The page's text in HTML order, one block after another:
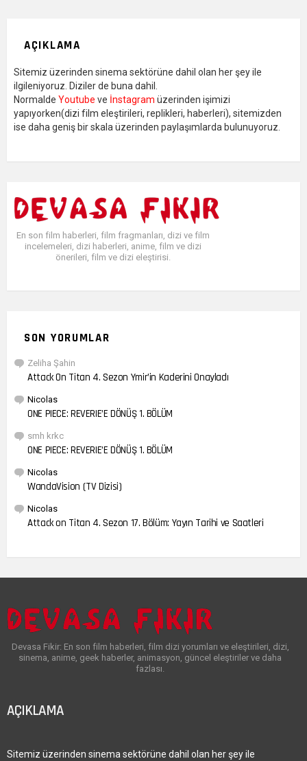
AÇIKLAMA
Sitemiz üzerinden sinema sektörüne dahil olan her şey ile
ilgileniyoruz. Diziler de buna dahil.
Normalde Youtube ve İnstagram üzerinden işimizi
yapıyorken(dizi film eleştirileri, replikleri, haberleri), sitemizden
ise daha geniş bir skala üzerinden paylaşımlarda bulunuyoruz.
En son film haberleri, film fragmanları, dizi ve film
incelemeleri, dizi haberleri, anime, film ve dizi
önerileri, film ve dizi eleştirisi.
SON YORUMLAR
Zeliha Şahin
Attack On Titan 4. Sezon Ymir’in Kaderini Onayladı
Nicolas
ONE PIECE: REVERIE’E DÖNÜŞ 1. BÖLÜM
smh krkc
ONE PIECE: REVERIE’E DÖNÜŞ 1. BÖLÜM
Nicolas
WandaVision (TV Dizisi)
Nicolas
Attack on Titan 4. Sezon 17. Bölüm: Yayın Tarihi ve Saatleri
Devasa Fikir: En son film haberleri, film dizi yorumları ve eleştirileri, dizi,
sinema, anime, geek haberler, animasyon, güncel eleştiriler ve daha
fazlası.
AÇIKLAMA
Sitemiz üzerinden sinema sektörüne dahil olan her şey ile